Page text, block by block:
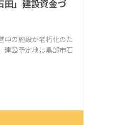
田」建設資金づ
中の施設が老朽化のた
建設予定地は黒部市石